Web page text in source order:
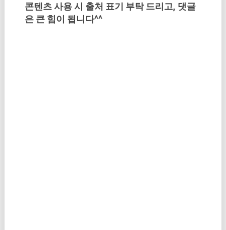
콘텐츠 사용 시 출처 표기 부탁 드리고, 댓글
은 큰 힘이 됩니다^^